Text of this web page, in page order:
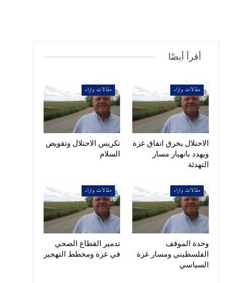
أقرأ أيضًا
مقالات واراء
الاحتلال يخرق اتفاق غزة
ويهدد بانهيار مسار
التهدئة
مقالات واراء
تكريس الاحتلال وتقويض
السلام
مقالات واراء
وحدة الموقف
الفلسطيني ومسار غزة
السياسي
مقالات واراء
تدمير القطاع الصحي
في غزة ومخطط التهجير